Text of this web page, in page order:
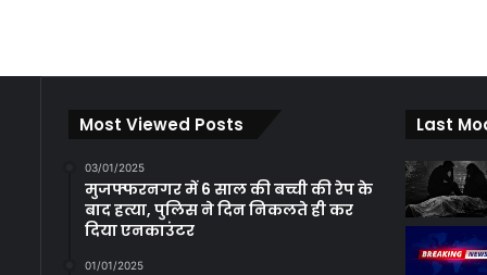
Most Viewed Posts
03/01/2025
मुजफ्फरनगर में 6 साल की बच्ची की रेप के
बाद हत्या, पुलिस ने दिन निकलते ही कर
दिया एनकाउंटर
01/01/2025
Last